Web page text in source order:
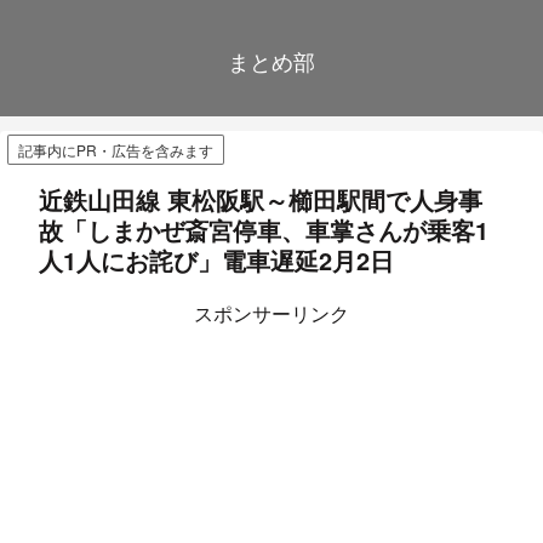
まとめ部
記事内にPR・広告を含みます
近鉄山田線 東松阪駅～櫛田駅間で人身事
故「しまかぜ斎宮停車、車掌さんが乗客1
人1人にお詫び」電車遅延2月2日
スポンサーリンク